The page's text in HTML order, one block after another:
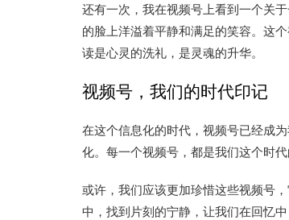
还有一次，我在视频号上看到一个关
的脸上洋溢着平静和满足的笑容。这
读是心灵的洗礼，是灵魂的升华。
视频号，我们的时代印记
在这个信息化的时代，视频号已经成
化。每一个视频号，都是我们这个时代
或许，我们应该更加珍惜这些视频号
中，找到片刻的宁静，让我们在回忆中